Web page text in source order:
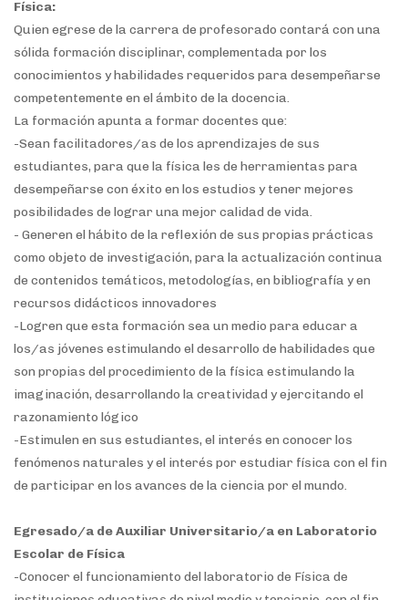
Física:
Quien egrese de la carrera de profesorado contará con una
sólida formación disciplinar, complementada por los
conocimientos y habilidades requeridos para desempeñarse
competentemente en el ámbito de la docencia.
La formación apunta a formar docentes que:
-Sean facilitadores/as de los aprendizajes de sus
estudiantes, para que la física les de herramientas para
desempeñarse con éxito en los estudios y tener mejores
posibilidades de lograr una mejor calidad de vida.
- Generen el hábito de la reflexión de sus propias prácticas
como objeto de investigación, para la actualización continua
de contenidos temáticos, metodologías, en bibliografía y en
recursos didácticos innovadores
-Logren que esta formación sea un medio para educar a
los/as jóvenes estimulando el desarrollo de habilidades que
son propias del procedimiento de la física estimulando la
imaginación, desarrollando la creatividad y ejercitando el
razonamiento lógico
-Estimulen en sus estudiantes, el interés en conocer los
fenómenos naturales y el interés por estudiar física con el fin
de participar en los avances de la ciencia por el mundo.
Egresado/a de Auxiliar Universitario/a en Laboratorio
Escolar de Física
-Conocer el funcionamiento del laboratorio de Física de